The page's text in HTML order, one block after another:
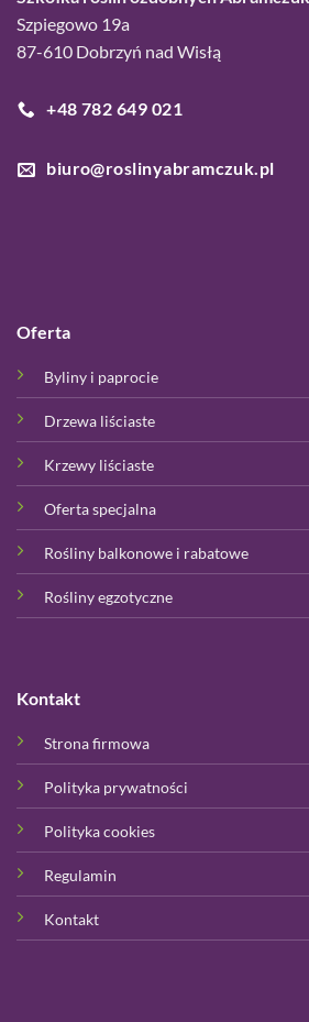
Szpiegowo 19a
87-610 Dobrzyń nad Wisłą
+48 782 649 021
biuro@roslinyabramczuk.pl
Oferta
Byliny i paprocie
Drzewa liściaste
Krzewy liściaste
Oferta specjalna
Rośliny balkonowe i rabatowe
Rośliny egzotyczne
Kontakt
Strona firmowa
Polityka prywatności
Polityka cookies
Regulamin
Kontakt